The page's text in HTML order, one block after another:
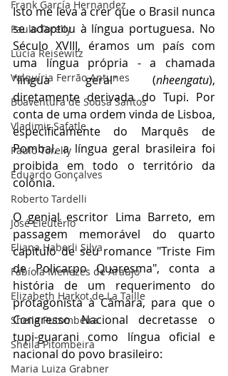
Frank García Hernandez
Paulo Torelly
Lúcia Reisewitz
Valquíria Ferrão Antunes
Boaventura de Sousa Santos
Vladimir Safatle
Paulo Torelly
Eduardo Gonçalves
Roberto Tardelli
José Eleutério
Eliana Haberli Silva
Fabíola Menezes de Araújo
Elizabeth Harkot de La Taille
Sheila Putombeira
Sheila Pitombeira
Maria Luiza Grabner
Isto me leva a crer que o Brasil nunca
se adaptou à língua portuguesa. No
Século XVIII, éramos um país com
uma língua própria - a chamada
"língua geral" (nheengatu),
diretamente derivada do Tupi. Por
conta de uma ordem vinda de Lisboa,
especificamente do Marquês de
Pombal, a língua geral brasileira foi
proibida em todo o território da
colônia.
O genial escritor Lima Barreto, em
passagem memorável do quarto
capítulo de seu romance "Triste Fim
de Policarpo Quaresma", conta a
história de um requerimento do
protagonista à Câmara, para que o
Congresso Nacional decretasse o
tupi-guarani como língua oficial e
nacional do povo brasileiro: